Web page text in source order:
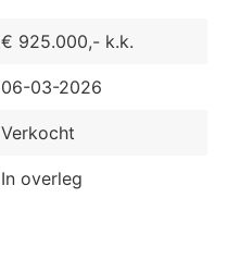
€ 925.000,- k.k.
06-03-2026
Verkocht
In overleg